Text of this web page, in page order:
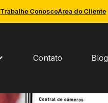
Trabalhe ConoscoÁrea do Cliente
Contato Blog